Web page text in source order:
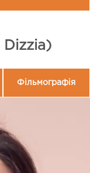
Dizzia)
Фільмографія